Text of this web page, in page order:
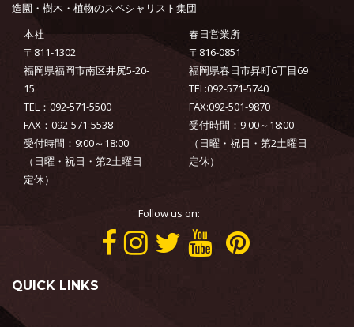
造園・樹木・植物のスペシャリスト集団
本社
〒811-1302
福岡県福岡市南区井尻5-20-
15
TEL：092-571-5500
FAX：092-571-5538
受付時間：9:00～18:00
（日曜・祝日・第2土曜日
定休）
春日営業所
〒816-0851
福岡県春日市昇町6丁目69
TEL:092-571-5740
FAX:092-501-9870
受付時間：9:00～18:00
（日曜・祝日・第2土曜日
定休）
Follow us on:
QUICK LINKS